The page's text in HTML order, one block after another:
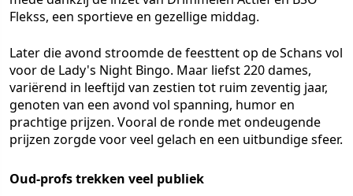
Flekss, een sportieve en gezellige middag.
Later die avond stroomde de feesttent op de Schans vol
voor de Lady's Night Bingo. Maar liefst 220 dames,
variërend in leeftijd van zestien tot ruim zeventig jaar,
genoten van een avond vol spanning, humor en
prachtige prijzen. Vooral de ronde met ondeugende
prijzen zorgde voor veel gelach en een uitbundige sfeer.
Oud-profs trekken veel publiek